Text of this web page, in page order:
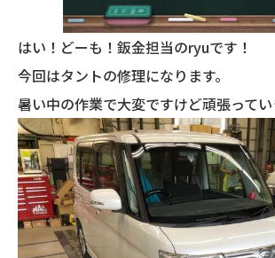
はい！どーも！鈑金担当のryuです！
今回はタントの修理になります。
暑い中の作業で大変ですけど頑張ってい